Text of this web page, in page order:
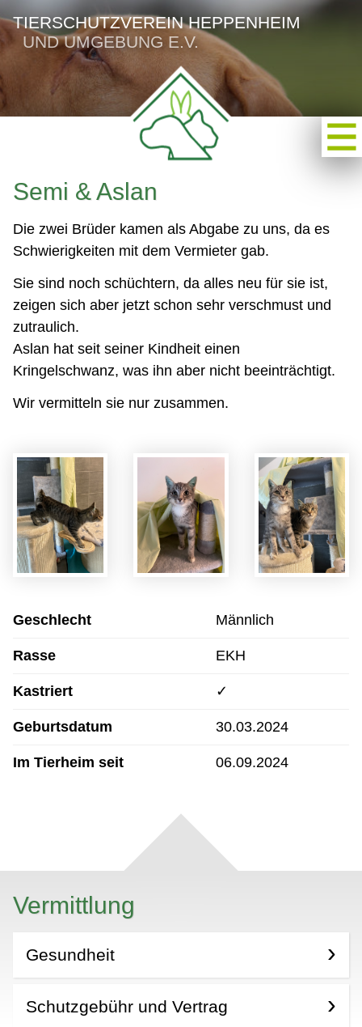
TIERSCHUTZVEREIN HEPPENHEIM
UND UMGEBUNG E.V.
Semi & Aslan
Die zwei Brüder kamen als Abgabe zu uns, da es
Schwierigkeiten mit dem Vermieter gab.
Sie sind noch schüchtern, da alles neu für sie ist,
zeigen sich aber jetzt schon sehr verschmust und
zutraulich.
Aslan hat seit seiner Kindheit einen
Kringelschwanz, was ihn aber nicht beeinträchtigt.
Wir vermitteln sie nur zusammen.
Geschlecht Männlich
Rasse EKH
Kastriert ✓
Geburtsdatum 30.03.2024
Im Tierheim seit 06.09.2024
Vermittlung
Gesundheit
Schutzgebühr und Vertrag